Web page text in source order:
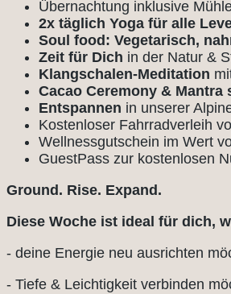
Übernachtung inklusive
2x täglich Yoga für alle
Soul food: Vegetarisch,
Zeit für Dich in der Natur &
Klangschalen-Meditation
Cacao Ceremony & Mantra
Entspannen in unserer
Kostenloser Fahrradverleih
Wellnessgutschein im Wert
GuestPass zur kostenlosen
Ground. Rise. Expand.
Diese Woche ist ideal für dich,
- deine Energie neu ausrichten
- Tiefe & Leichtigkeit verbinden